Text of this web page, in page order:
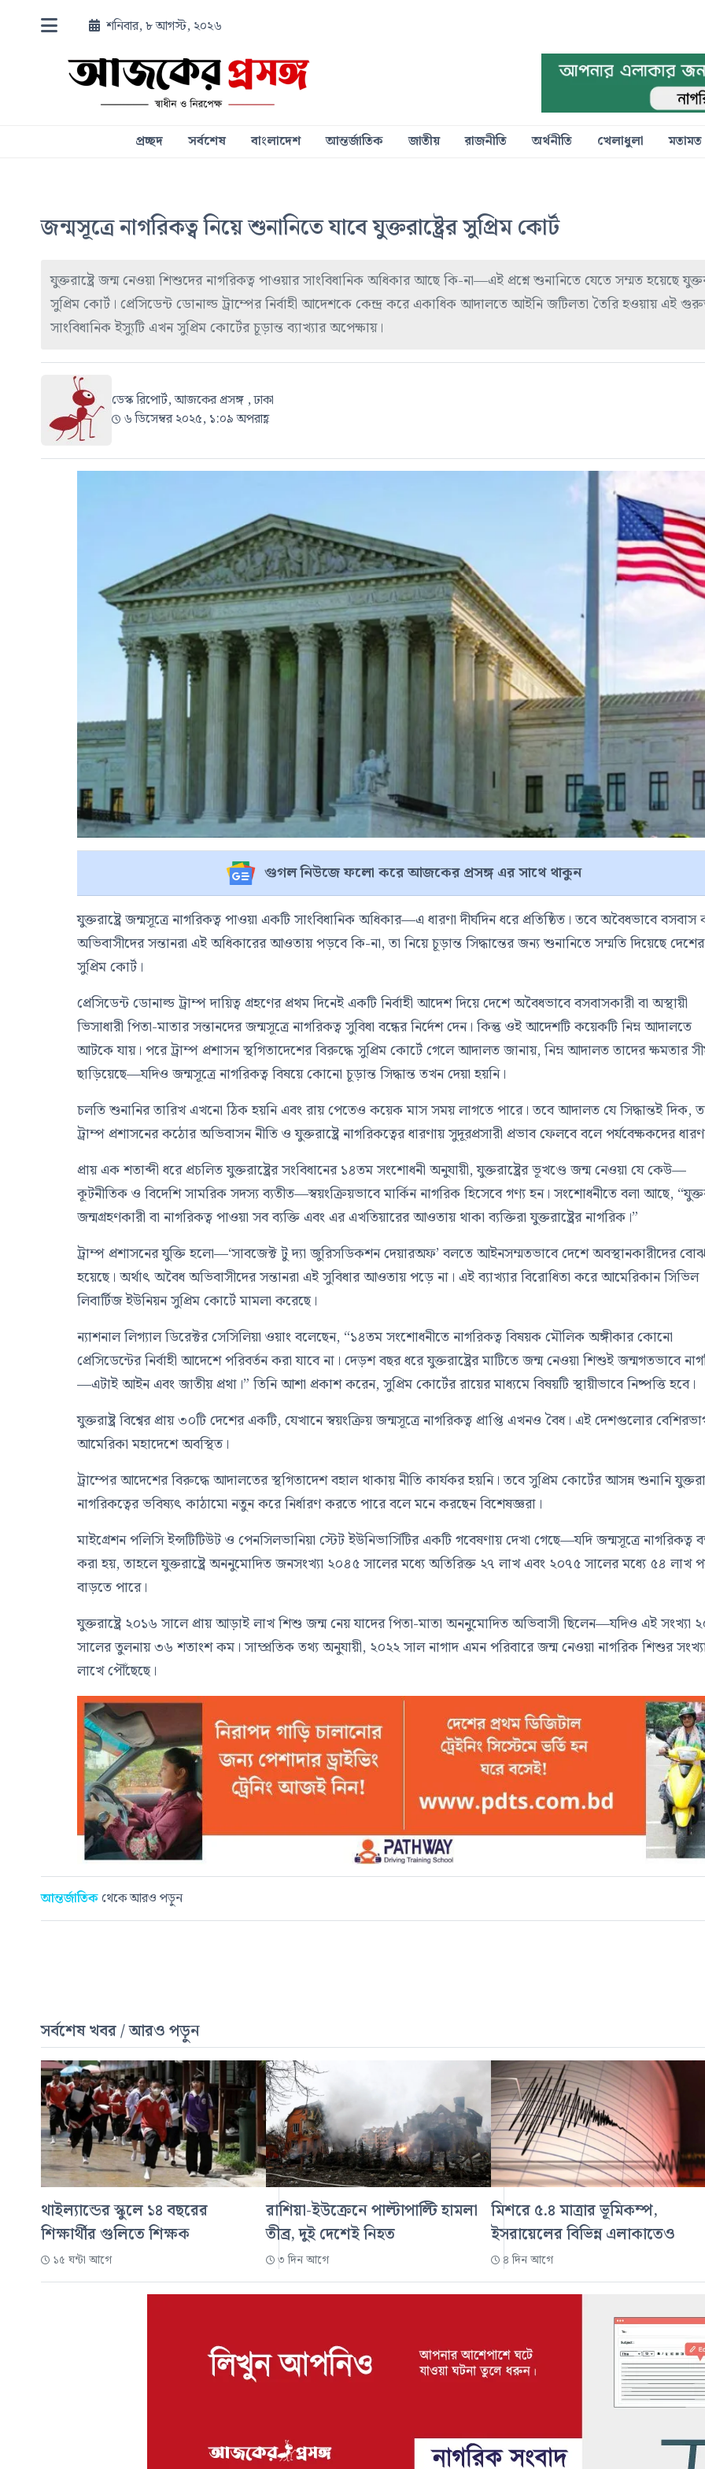
শনিবার, ৮ আগস্ট, ২০২৬
প্রচ্ছদ সর্বশেষ বাংলাদেশ আন্তর্জাতিক জাতীয় রাজনীতি অর্থনীতি খেলাধুলা মতামত
জন্মসূত্রে নাগরিকত্ব নিয়ে শুনানিতে যাবে যুক্তরাষ্ট্রের সুপ্রিম কোর্ট
যুক্তরাষ্ট্রে জন্ম নেওয়া শিশুদের নাগরিকত্ব পাওয়ার সাংবিধানিক অধিকার আছে কি-না—এই প্রশ্নে শুনানিতে যেতে সম্মত হয়েছে
সুপ্রিম কোর্ট। প্রেসিডেন্ট ডোনাল্ড ট্রাম্পের নির্বাহী আদেশকে কেন্দ্র করে একাধিক আদালতে আইনি জটিলতা তৈরি হওয়ায় এই
সাংবিধানিক ইস্যুটি এখন সুপ্রিম কোর্টের চূড়ান্ত ব্যাখ্যার অপেক্ষায়।
ডেস্ক রিপোর্ট, আজকের প্রসঙ্গ , ঢাকা
৬ ডিসেম্বর ২০২৫, ১:০৯ অপরাহ্ণ
গুগল নিউজে ফলো করে আজকের প্রসঙ্গ এর সাথে থাকুন
যুক্তরাষ্ট্রে জন্মসূত্রে নাগরিকত্ব পাওয়া একটি সাংবিধানিক অধিকার—এ ধারণা দীর্ঘদিন ধরে প্রতিষ্ঠিত। তবে অবৈধভাবে বসবাস
অভিবাসীদের সন্তানরা এই অধিকারের আওতায় পড়বে কি-না, তা নিয়ে চূড়ান্ত সিদ্ধান্তের জন্য শুনানিতে সম্মতি দিয়েছে দেশের
সুপ্রিম কোর্ট।
প্রেসিডেন্ট ডোনাল্ড ট্রাম্প দায়িত্ব গ্রহণের প্রথম দিনেই একটি নির্বাহী আদেশ দিয়ে দেশে অবৈধভাবে বসবাসকারী বা অস্থায়ী
ভিসাধারী পিতা-মাতার সন্তানদের জন্মসূত্রে নাগরিকত্ব সুবিধা বন্ধের নির্দেশ দেন। কিন্তু ওই আদেশটি কয়েকটি নিম্ন আদালতে
আটকে যায়। পরে ট্রাম্প প্রশাসন স্থগিতাদেশের বিরুদ্ধে সুপ্রিম কোর্টে গেলে আদালত জানায়, নিম্ন আদালত তাদের ক্ষমতার
ছাড়িয়েছে—যদিও জন্মসূত্রে নাগরিকত্ব বিষয়ে কোনো চূড়ান্ত সিদ্ধান্ত তখন দেয়া হয়নি।
চলতি শুনানির তারিখ এখনো ঠিক হয়নি এবং রায় পেতেও কয়েক মাস সময় লাগতে পারে। তবে আদালত যে সিদ্ধান্তই দিক,
ট্রাম্প প্রশাসনের কঠোর অভিবাসন নীতি ও যুক্তরাষ্ট্রে নাগরিকত্বের ধারণায় সুদূরপ্রসারী প্রভাব ফেলবে বলে পর্যবেক্ষকদের
প্রায় এক শতাব্দী ধরে প্রচলিত যুক্তরাষ্ট্রের সংবিধানের ১৪তম সংশোধনী অনুযায়ী, যুক্তরাষ্ট্রের ভূখণ্ডে জন্ম নেওয়া যে কেউ—
কূটনীতিক ও বিদেশি সামরিক সদস্য ব্যতীত—স্বয়ংক্রিয়ভাবে মার্কিন নাগরিক হিসেবে গণ্য হন। সংশোধনীতে বলা আছে,
জন্মগ্রহণকারী বা নাগরিকত্ব পাওয়া সব ব্যক্তি এবং এর এখতিয়ারের আওতায় থাকা ব্যক্তিরা যুক্তরাষ্ট্রের নাগরিক।”
ট্রাম্প প্রশাসনের যুক্তি হলো—‘সাবজেক্ট টু দ্যা জুরিসডিকশন দেয়ারঅফ’ বলতে আইনসম্মতভাবে দেশে অবস্থানকারীদের
হয়েছে। অর্থাৎ অবৈধ অভিবাসীদের সন্তানরা এই সুবিধার আওতায় পড়ে না। এই ব্যাখ্যার বিরোধিতা করে আমেরিকান সিভিল
লিবার্টিজ ইউনিয়ন সুপ্রিম কোর্টে মামলা করেছে।
ন্যাশনাল লিগ্যাল ডিরেক্টর সেসিলিয়া ওয়াং বলেছেন, “১৪তম সংশোধনীতে নাগরিকত্ব বিষয়ক মৌলিক অঙ্গীকার কোনো
প্রেসিডেন্টের নির্বাহী আদেশে পরিবর্তন করা যাবে না। দেড়শ বছর ধরে যুক্তরাষ্ট্রের মাটিতে জন্ম নেওয়া শিশুই জন্মগতভাবে
—এটাই আইন এবং জাতীয় প্রথা।” তিনি আশা প্রকাশ করেন, সুপ্রিম কোর্টের রায়ের মাধ্যমে বিষয়টি স্থায়ীভাবে নিষ্পত্তি হবে।
যুক্তরাষ্ট্র বিশ্বের প্রায় ৩০টি দেশের একটি, যেখানে স্বয়ংক্রিয় জন্মসূত্রে নাগরিকত্ব প্রাপ্তি এখনও বৈধ। এই দেশগুলোর
আমেরিকা মহাদেশে অবস্থিত।
ট্রাম্পের আদেশের বিরুদ্ধে আদালতের স্থগিতাদেশ বহাল থাকায় নীতি কার্যকর হয়নি। তবে সুপ্রিম কোর্টের আসন্ন শুনানি
নাগরিকত্বের ভবিষ্যৎ কাঠামো নতুন করে নির্ধারণ করতে পারে বলে মনে করছেন বিশেষজ্ঞরা।
মাইগ্রেশন পলিসি ইন্সটিটিউট ও পেনসিলভানিয়া স্টেট ইউনিভার্সিটির একটি গবেষণায় দেখা গেছে—যদি জন্মসূত্রে নাগরিকত্ব
করা হয়, তাহলে যুক্তরাষ্ট্রে অননুমোদিত জনসংখ্যা ২০৪৫ সালের মধ্যে অতিরিক্ত ২৭ লাখ এবং ২০৭৫ সালের মধ্যে ৫৪ লাখ
বাড়তে পারে।
যুক্তরাষ্ট্রে ২০১৬ সালে প্রায় আড়াই লাখ শিশু জন্ম নেয় যাদের পিতা-মাতা অননুমোদিত অভিবাসী ছিলেন—যদিও এই সংখ্যা
সালের তুলনায় ৩৬ শতাংশ কম। সাম্প্রতিক তথ্য অনুযায়ী, ২০২২ সাল নাগাদ এমন পরিবারে জন্ম নেওয়া নাগরিক শিশুর
লাখে পৌঁছেছে।
আন্তর্জাতিক থেকে আরও পড়ুন
সর্বশেষ খবর / আরও পড়ুন
থাইল্যান্ডের স্কুলে ১৪ বছরের
শিক্ষার্থীর গুলিতে শিক্ষক
১৫ ঘন্টা আগে
রাশিয়া-ইউক্রেনে পাল্টাপাল্টি হামলা
তীব্র, দুই দেশেই নিহত
৩ দিন আগে
মিশরে ৫.৪ মাত্রার ভূমিকম্প,
ইসরায়েলের বিভিন্ন এলাকাতেও
৪ দিন আগে